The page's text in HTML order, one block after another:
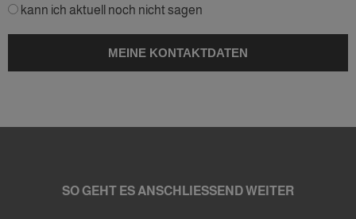
kann ich aktuell noch nicht sagen
SO GEHT ES ANSCHLIESSEND WEITER